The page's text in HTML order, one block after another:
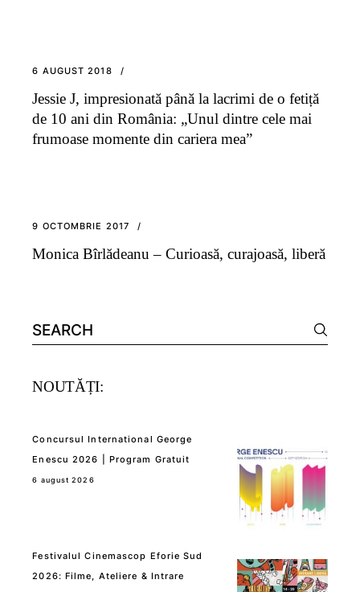
6 AUGUST 2018
Jessie J, impresionată până la lacrimi de o fetiță
de 10 ani din România: „Unul dintre cele mai
frumoase momente din cariera mea”
9 OCTOMBRIE 2017
Monica Bîrlădeanu – Curioasă, curajoasă, liberă
Search
for:
NOUTĂȚI:
Concursul International George
Enescu 2026 | Program Gratuit
6 august 2026
Festivalul Cinemascop Eforie Sud
2026: Filme, Ateliere & Intrare